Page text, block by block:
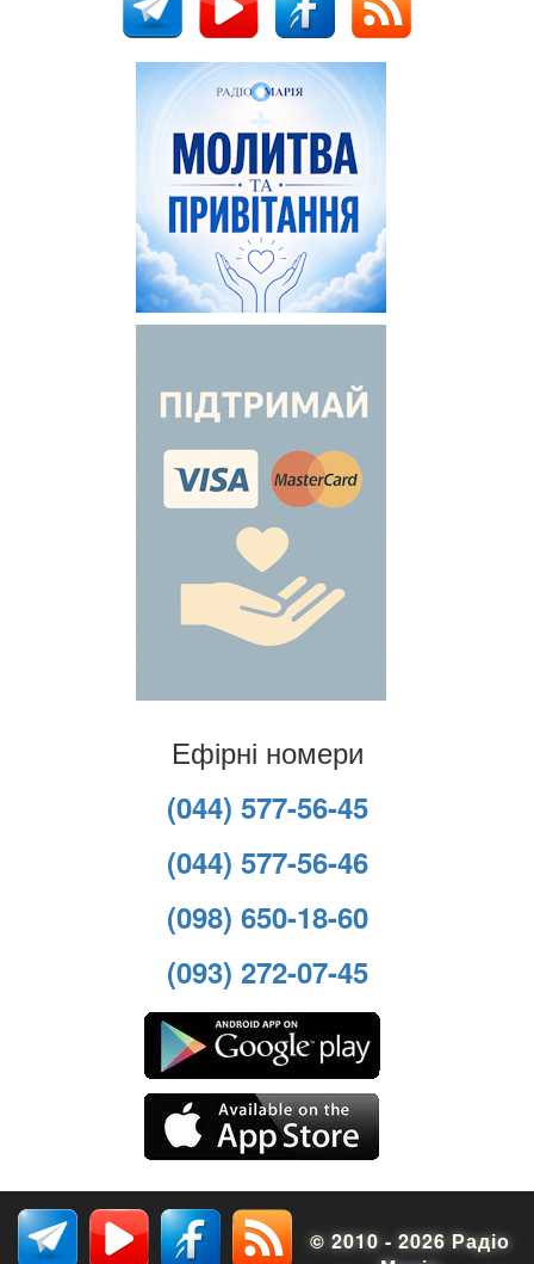
Ефірні номери
(044) 577-56-45
(044) 577-56-46
(098) 650-18-60
(093) 272-07-45
© 2010 - 2026 Радіо